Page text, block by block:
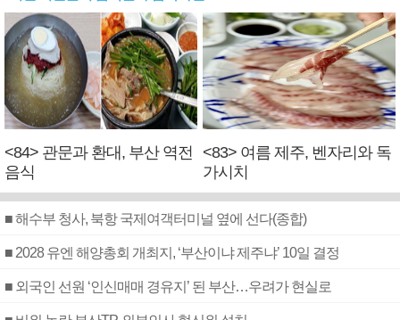
<84> 관문과 환대, 부산 역전
음식
<83> 여름 제주, 벤자리와 독
가시치
■ 해수부 청사, 북항 국제여객터미널 옆에 선다(종합)
■ 2028 유엔 해양총회 개최지, ‘부산이냐 제주냐’ 10일 결정
■ 외국인 선원 ‘인신매매 경유지’ 된 부산…우려가 현실로